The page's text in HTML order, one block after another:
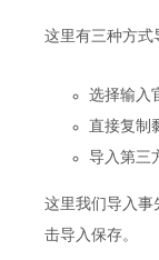
这里有三种方式
选择输入
直接复制
导入第三
这里我们导入事
击导入保存。